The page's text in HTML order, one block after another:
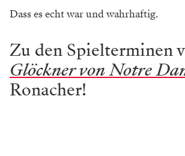
Dass es echt war und wahrhaftig.
Zu den Spielterminen
Glöckner von Notre
Ronacher!